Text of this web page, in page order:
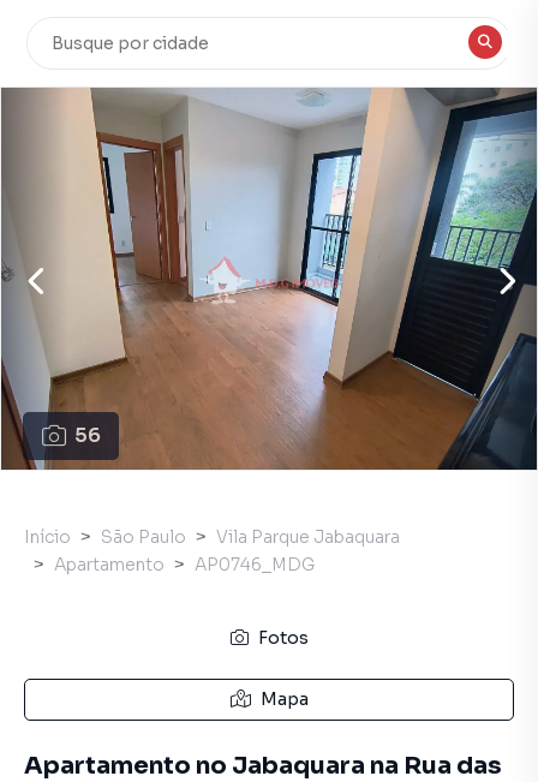
56
Início São Paulo
Vila Parque Jabaquara
Apartamento
AP0746_MDG
Fotos
Mapa
Apartamento no Jabaquara na Rua das